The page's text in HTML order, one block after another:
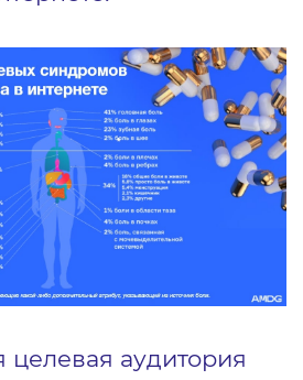
целевая аудитория